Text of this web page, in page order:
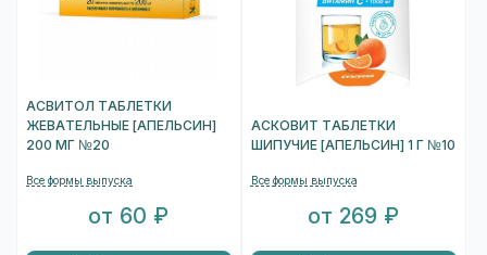
АСВИТОЛ ТАБЛЕТКИ
ЖЕВАТЕЛЬНЫЕ [АПЕЛЬСИН]
200 МГ №20
Все формы выпуска
от 60 ₽
АСКОВИТ ТАБЛЕТКИ
ШИПУЧИЕ [АПЕЛЬСИН] 1 Г №10
Все формы выпуска
от 269 ₽